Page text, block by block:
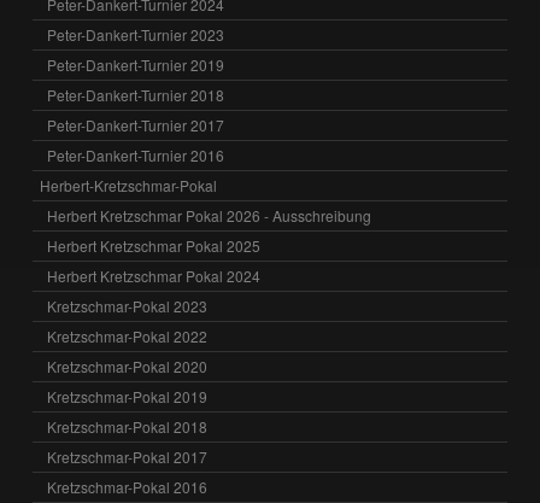
Peter-Dankert-Turnier 2024
Peter-Dankert-Turnier 2023
Peter-Dankert-Turnier 2019
Peter-Dankert-Turnier 2018
Peter-Dankert-Turnier 2017
Peter-Dankert-Turnier 2016
Herbert-Kretzschmar-Pokal
Herbert Kretzschmar Pokal 2026 - Ausschreibung
Herbert Kretzschmar Pokal 2025
Herbert Kretzschmar Pokal 2024
Kretzschmar-Pokal 2023
Kretzschmar-Pokal 2022
Kretzschmar-Pokal 2020
Kretzschmar-Pokal 2019
Kretzschmar-Pokal 2018
Kretzschmar-Pokal 2017
Kretzschmar-Pokal 2016